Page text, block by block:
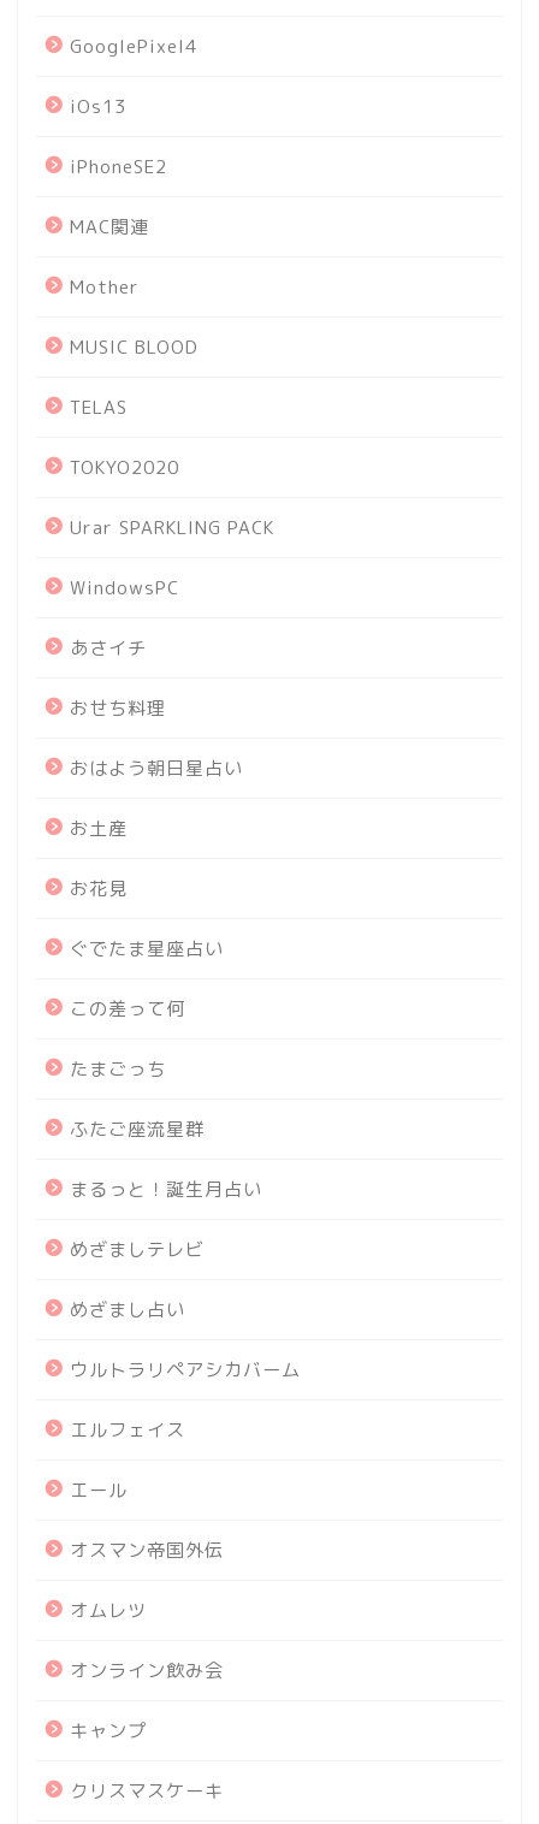
GooglePixel4
iOs13
iPhoneSE2
MAC関連
Mother
MUSIC BLOOD
TELAS
TOKYO2020
Urar SPARKLING PACK
WindowsPC
あさイチ
おせち料理
おはよう朝日星占い
お土産
お花見
ぐでたま星座占い
この差って何
たまごっち
ふたご座流星群
まるっと！誕生月占い
めざましテレビ
めざまし占い
ウルトラリペアシカバーム
エルフェイス
エール
オスマン帝国外伝
オムレツ
オンライン飲み会
キャンプ
クリスマスケーキ